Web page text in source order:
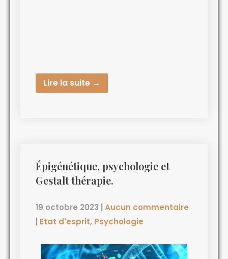
Lire la suite →
Épigénétique, psychologie et
Gestalt thérapie.
19 octobre 2023
Aucun commentaire
Etat d'esprit, Psychologie